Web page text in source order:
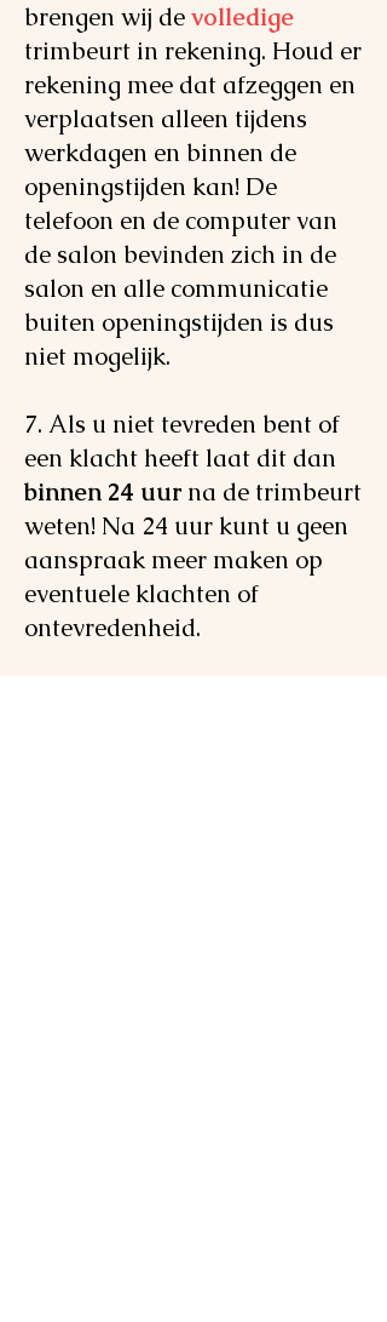
brengen wij devolledige
trimbeurt in rekening. Houd er
rekening mee dat afzeggen en
verplaatsen alleen tijdens
werkdagen en binnen de
openingstijden kan! De
telefoon en de computer van
de salon bevinden zich in de
salon en alle communicatie
buiten openingstijden is dus
niet mogelijk.
7. Als u niet tevreden bent of
een klacht heeft laat dit dan
binnen 24 uur na de trimbeurt
weten! Na 24 uur kunt u geen
aanspraak meer maken op
eventuele klachten of
ontevredenheid.